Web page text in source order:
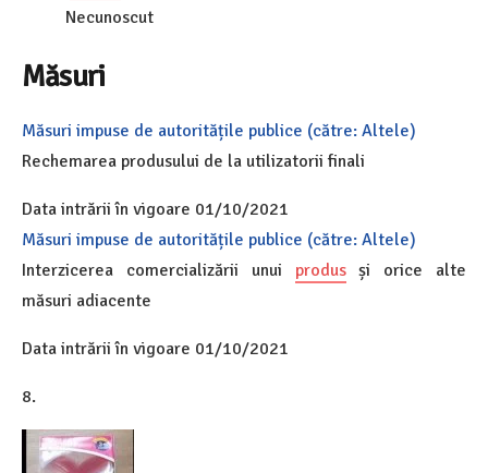
Necunoscut
Măsuri
Măsuri impuse de autoritățile publice (către: Altele)
Rechemarea produsului de la utilizatorii finali
Data intrării în vigoare 01/10/2021
Măsuri impuse de autoritățile publice (către: Altele)
Interzicerea comercializării unui produsși orice alte
măsuri adiacente
Data intrării în vigoare 01/10/2021
8.